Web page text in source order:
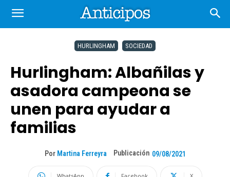
HURLINGHAM SOCIEDAD
Hurlingham: Albañilas y
asadora campeona se
unen para ayudar a
familias
Por Martina Ferreyra Publicación 09/08/2021